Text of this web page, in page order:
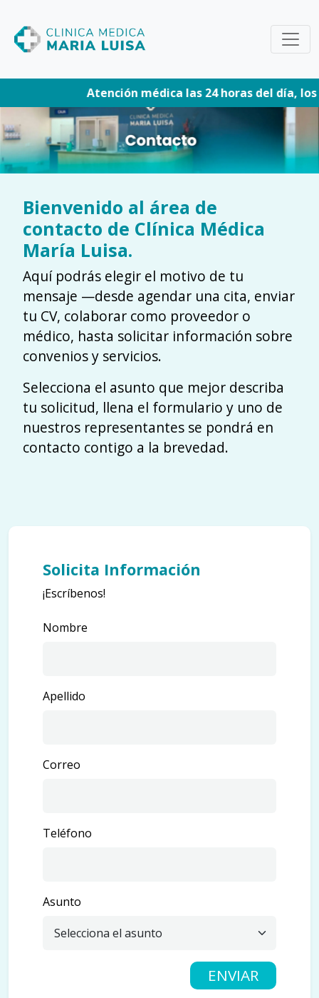
Atención médica las 24 horas del día, los
Bienvenido al área de
contacto de Clínica Médica
María Luisa.
Aquí podrás elegir el motivo de tu
mensaje —desde agendar una cita, enviar
tu CV, colaborar como proveedor o
médico, hasta solicitar información sobre
convenios y servicios.
Selecciona el asunto que mejor describa
tu solicitud, llena el formulario y uno de
nuestros representantes se pondrá en
contacto contigo a la brevedad.
Solicita Información
¡Escríbenos!
Nombre
Apellido
Correo
Teléfono
Asunto
ENVIAR